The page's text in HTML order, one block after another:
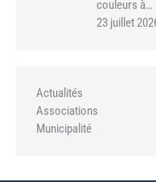
couleurs à…
23 juillet
Actualités
Associations
Municipalité